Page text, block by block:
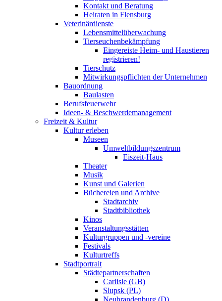
Kontakt und Beratung
Heiraten in Flensburg
Veterinärdienste
Lebensmittelüberwachung
Tierseuchenbekämpfung
Eingereiste Heim- und Haustieren
registrieren!
Tierschutz
Mitwirkungspflichten der Unternehmen
Bauordnung
Baulasten
Berufsfeuerwehr
Ideen- & Beschwerdemanagement
Freizeit & Kultur
Kultur erleben
Museen
Umweltbildungszentrum
Eiszeit-Haus
Theater
Musik
Kunst und Galerien
Büchereien und Archive
Stadtarchiv
Stadtbibliothek
Kinos
Veranstaltungsstätten
Kulturgruppen und -vereine
Festivals
Kulturtreffs
Stadtportrait
Städtepartnerschaften
Carlisle (GB)
Slupsk (PL)
Neubrandenburg (D)